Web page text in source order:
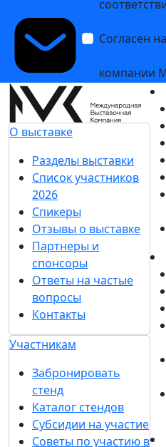
Согласен на
компании
О выставке
Разделы выставки
Список участников
2026
Спикеры
Отзывы о выставке
Партнеры и
спонсоры
Ответы на частые
вопросы
Контакты
Участникам
Забронировать
стенд
Каталог стендов
Субсидии на участие
Советы по участию в